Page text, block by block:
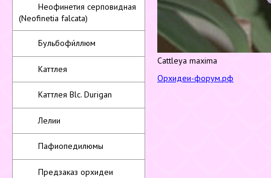
Неофинетия серповидная
(Neofinetia falcata)
Бульбофи́ллюм
Каттлея
Каттлея Blc. Durigan
Лелии
Пафиопедилюмы
Предзаказ орхидеи
Cattleya maxima
Орхидеи-форум.рф